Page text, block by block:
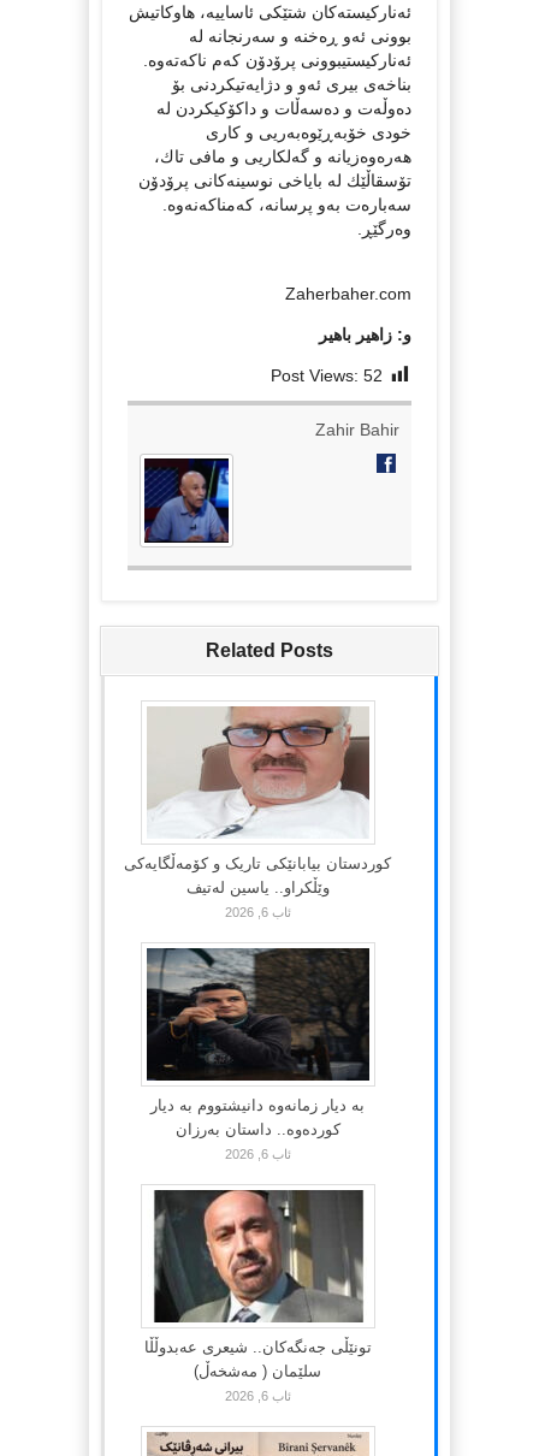
ئەنارکیستەکان شتێکی ئاساییە، هاوکاتیش
بوونی ئەو ڕەخنە و سەرنجانە لە
ئەنارکیستیبوونی پرۆدۆن کەم ناکەتەوە.
بناخەی بیری ئەو و دژایەتیکردنی بۆ
دەوڵەت و دەسەڵات و داکۆکیکردن لە
خودی خۆبەڕێوەبەریی و کاری
هەرەوەزیانە و گەلکاریی و مافی تاك،
تۆسقاڵێك لە بایاخی نوسینەکانی پرۆدۆن
سەبارەت بەو پرسانە، کەمناکەنەوە.
وەرگێڕ.
Zaherbaher.com
و: زاهیر باهیر
Post Views: 52
Zahir Bahir
Related Posts
کوردستان بیابانێکی تاریک و کۆمەڵگایەکی
وێڵکراو.. یاسین لەتیف
ئاب 6, 2026
بە دیار زمانەوە دانیشتووم بە دیار
کوردەوە.. داستان بەرزان
ئاب 6, 2026
تونێڵی جەنگەکان.. شیعری عەبدوڵڵا
سلێمان ( مەشخەڵ)
ئاب 6, 2026